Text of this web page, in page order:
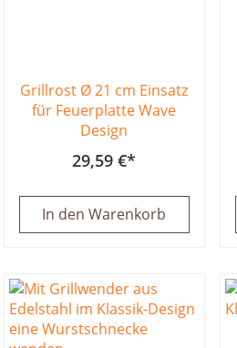
Grillrost Ø 21 cm Einsatz
für Feuerplatte Wave
Design
29,59 €
In den Warenkorb